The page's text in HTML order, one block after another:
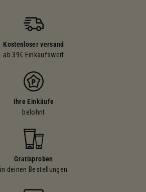
Kostenloser versand
ab 39€ Einkaufswert
Ihre Einkäufe
belohnt
Gratisproben
in deinen Bestellungen